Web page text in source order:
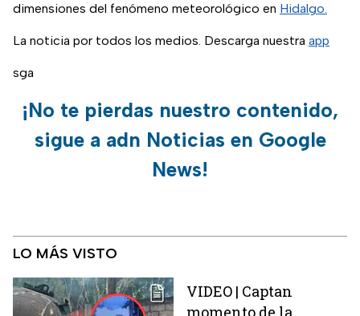
dimensiones del fenómeno meteorológico en Hidalgo.
La noticia por todos los medios. Descarga nuestra app
sga
¡No te pierdas nuestro contenido,
sigue a adn Noticias en Google
News!
LO MÁS VISTO
VIDEO | Captan
momento de la